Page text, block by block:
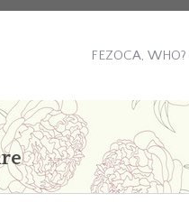
FEZOCA, WHO?